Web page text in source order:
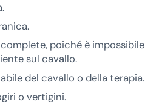
poiché è impossibile
sul cavallo.
del cavallo o della terapia.
o vertigini.